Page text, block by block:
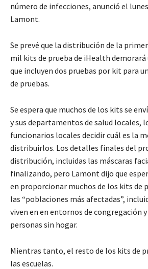
número de infecciones, anunció el
Lamont.
Se prevé que la distribución de la
mil kits de prueba de iHealth demorará
que incluyen dos pruebas por kit para
de pruebas.
Se espera que muchos de los kits se
y sus departamentos de salud locales,
funcionarios locales decidir cuál es la
distribuirlos. Los detalles finales del
distribución, incluidas las máscaras
finalizando, pero Lamont dijo que
en proporcionar muchos de los kits de
las “poblaciones más afectadas”,
viven en en entornos de congregación
personas sin hogar.
Mientras tanto, el resto de los kits de
las escuelas.